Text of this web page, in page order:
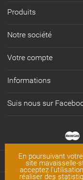
Produits
Notre société
Votre compte
Informations
Suis nous sur
En poursuivant
site mavaisselle-
acceptez
réaliser des